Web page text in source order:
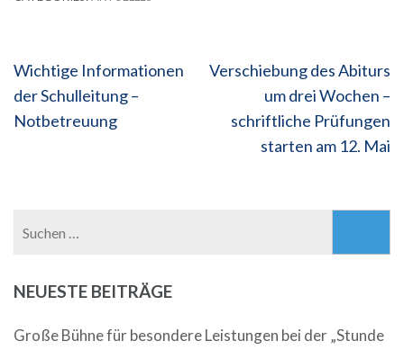
Beitragsnavigation
Wichtige Informationen
der Schulleitung –
Notbetreuung
Verschiebung des Abiturs
um drei Wochen –
schriftliche Prüfungen
starten am 12. Mai
NEUESTE BEITRÄGE
Große Bühne für besondere Leistungen bei der „Stunde